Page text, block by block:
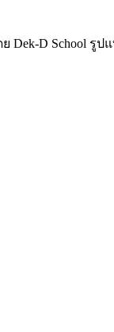
Dek-D School